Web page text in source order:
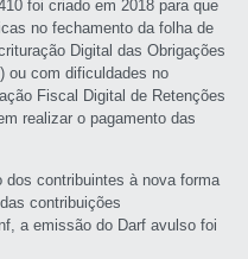
foi criado em 2018 para que
no fechamento da folha de
Digital das Obrigações
ou com dificuldades no
Fiscal Digital de Retenções
realizar o pagamento das
contribuintes à nova forma
contribuições
a emissão do Darf avulso foi